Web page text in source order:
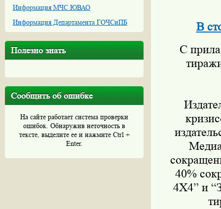
Информация МЧС ЮВАО
Информация Департамента ГОЧСиПБ
Полезно знать
Сообщить об ошибке
На сайте работает система проверки
ошибок. Обнаружив неточность в
тексте, выделите ее и нажмите Ctrl +
Enter.
В
С
40%
4Х4” и